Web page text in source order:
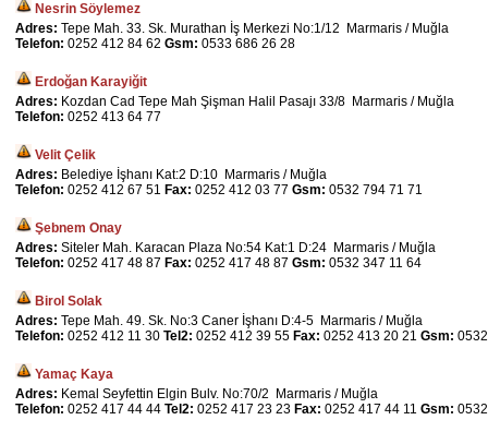
Nesrin Söylemez
Adres: Tepe Mah. 33. Sk. Murathan İş Merkezi No:1/12 Marmaris / Muğla
Telefon: 0252 412 84 62 Gsm: 0533 686 26 28
Erdoğan Karayiğit
Adres: Kozdan Cad Tepe Mah Şişman Halil Pasajı 33/8 Marmaris / Muğla
Telefon: 0252 413 64 77
Velit Çelik
Adres: Belediye İşhanı Kat:2 D:10 Marmaris / Muğla
Telefon: 0252 412 67 51 Fax: 0252 412 03 77 Gsm: 0532 794 71 71
Şebnem Onay
Adres: Siteler Mah. Karacan Plaza No:54 Kat:1 D:24 Marmaris / Muğla
Telefon: 0252 417 48 87 Fax: 0252 417 48 87 Gsm: 0532 347 11 64
Birol Solak
Adres: Tepe Mah. 49. Sk. No:3 Caner İşhanı D:4-5 Marmaris / Muğla
Telefon: 0252 412 11 30 Tel2: 0252 412 39 55 Fax: 0252 413 20 21 Gsm:
Yamaç Kaya
Adres: Kemal Seyfettin Elgin Bulv. No:70/2 Marmaris / Muğla
Telefon: 0252 417 44 44 Tel2: 0252 417 23 23 Fax: 0252 417 44 11 Gsm: